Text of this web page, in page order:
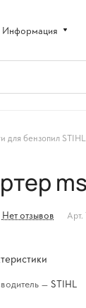
Информация
для бензопил
Нет отзывов Арт.
— STIHL